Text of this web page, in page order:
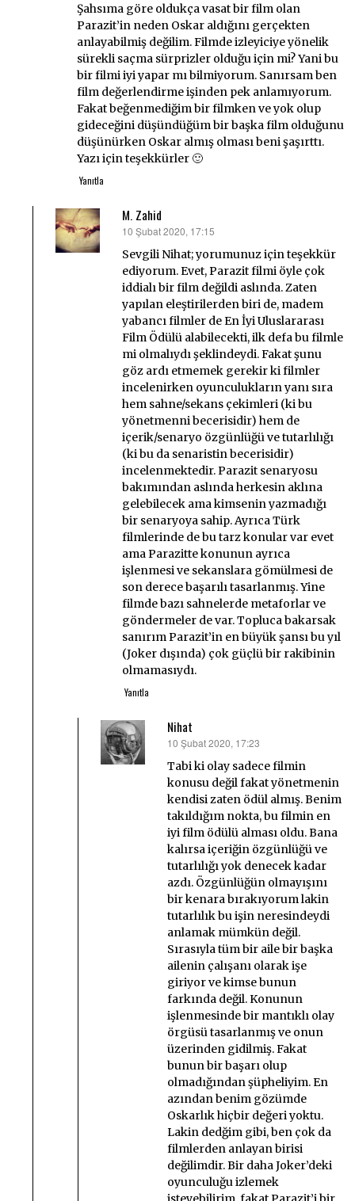
Şahsıma göre oldukça vasat bir film olan
Parazit’in neden Oskar aldığını gerçekten
anlayabilmiş değilim. Filmde izleyiciye yönelik
sürekli saçma sürprizler olduğu için mi? Yani bu
bir filmi iyi yapar mı bilmiyorum. Sanırsam ben
film değerlendirme işinden pek anlamıyorum.
Fakat beğenmediğim bir filmken ve yok olup
gideceğini düşündüğüm bir başka film olduğunu
düşünürken Oskar almış olması beni şaşırttı.
Yazı için teşekkürler 🙂
Yanıtla
M. Zahid
dedi
ki:
10 Şubat 2020, 17:15
Sevgili Nihat; yorumunuz için teşekkür
ediyorum. Evet, Parazit filmi öyle çok
iddialı bir film değildi aslında. Zaten
yapılan eleştirilerden biri de, madem
yabancı filmler de En İyi Uluslararası
Film Ödülü alabilecekti, ilk defa bu filmle
mi olmalıydı şeklindeydi. Fakat şunu
göz ardı etmemek gerekir ki filmler
incelenirken oyunculukların yanı sıra
hem sahne/sekans çekimleri (ki bu
yönetmenni becerisidir) hem de
içerik/senaryo özgünlüğü ve tutarlılığı
(ki bu da senaristin becerisidir)
incelenmektedir. Parazit senaryosu
bakımından aslında herkesin aklına
gelebilecek ama kimsenin yazmadığı
bir senaryoya sahip. Ayrıca Türk
filmlerinde de bu tarz konular var evet
ama Parazitte konunun ayrıca
işlenmesi ve sekanslara gömülmesi de
son derece başarılı tasarlanmış. Yine
filmde bazı sahnelerde metaforlar ve
göndermeler de var. Topluca bakarsak
sanırım Parazit’in en büyük şansı bu yıl
(Joker dışında) çok güçlü bir rakibinin
olmamasıydı.
Yanıtla
Nihat
dedi
ki:
10 Şubat 2020, 17:23
Tabi ki olay sadece filmin
konusu değil fakat yönetmenin
kendisi zaten ödül almış. Benim
takıldığım nokta, bu filmin en
iyi film ödülü alması oldu. Bana
kalırsa içeriğin özgünlüğü ve
tutarlılığı yok denecek kadar
azdı. Özgünlüğün olmayışını
bir kenara bırakıyorum lakin
tutarlılık bu işin neresindeydi
anlamak mümkün değil.
Sırasıyla tüm bir aile bir başka
ailenin çalışanı olarak işe
giriyor ve kimse bunun
farkında değil. Konunun
işlenmesinde bir mantıklı olay
örgüsü tasarlanmış ve onun
üzerinden gidilmiş. Fakat
bunun bir başarı olup
olmadığından şüpheliyim. En
azından benim gözümde
Oskarlık hiçbir değeri yoktu.
Lakin dedğim gibi, ben çok da
filmlerden anlayan birisi
değilimdir. Bir daha Joker’deki
oyunculuğu izlemek